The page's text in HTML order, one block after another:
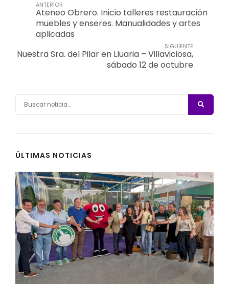
ANTERIOR
Ateneo Obrero. Inicio talleres restauración
muebles y enseres. Manualidades y artes
aplicadas
SIGUIENTE
Nuestra Sra. del Pilar en Lluaria – Villaviciosa,
sábado 12 de octubre
ÚLTIMAS NOTICIAS